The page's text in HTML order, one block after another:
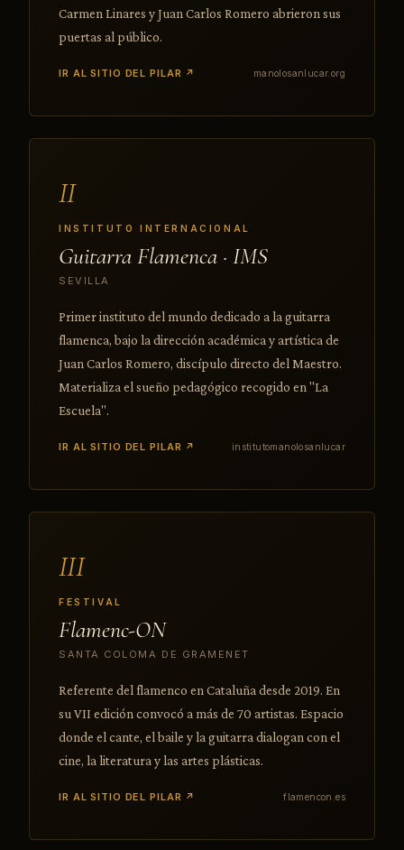
Carmen Linares y Juan Carlos Romero abrieron sus
puertas al público.
IR AL SITIO DEL PILAR ↗ manolosanlucar.org
II
INSTITUTO INTERNACIONAL
Guitarra Flamenca · IMS
SEVILLA
Primer instituto del mundo dedicado a la guitarra
flamenca, bajo la dirección académica y artística de
Juan Carlos Romero, discípulo directo del Maestro.
Materializa el sueño pedagógico recogido en "La
Escuela".
IR AL SITIO DEL PILAR ↗ institutomanolosanlucar
III
FESTIVAL
Flamenc-ON
SANTA COLOMA DE GRAMENET
Referente del flamenco en Cataluña desde 2019. En
su VII edición convocó a más de 70 artistas. Espacio
donde el cante, el baile y la guitarra dialogan con el
cine, la literatura y las artes plásticas.
IR AL SITIO DEL PILAR ↗ flamencon.es